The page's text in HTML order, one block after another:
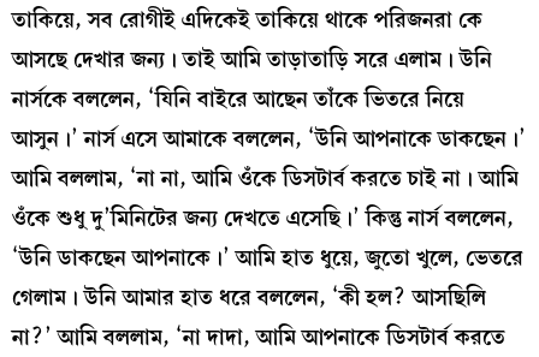
তাকিয়ে, সব রোগীই এদিকেই তাকিয়ে থাকে পরিজনরা কে
আসছে দেখার জন্য। তাই আমি তাড়াতাড়ি সরে এলাম। উনি
নার্সকে বললেন, ‘যিনি বাইরে আছেন তাঁকে ভিতরে নিয়ে
আসুন।’ নার্স এসে আমাকে বললেন, ‘উনি আপনাকে ডাকছেন।’
আমি বললাম, ‘না না, আমি ওঁকে ডিসটার্ব করতে চাই না। আমি
ওঁকে শুধু দু’মিনিটের জন্য দেখতে এসেছি।’ কিন্তু নার্স বললেন,
‘উনি ডাকছেন আপনাকে।’ আমি হাত ধুয়ে, জুতো খুলে, ভেতরে
গেলাম। উনি আমার হাত ধরে বললেন, ‘কী হল? আসছিলি
না?’ আমি বললাম, ‘না দাদা, আমি আপনাকে ডিসটার্ব করতে